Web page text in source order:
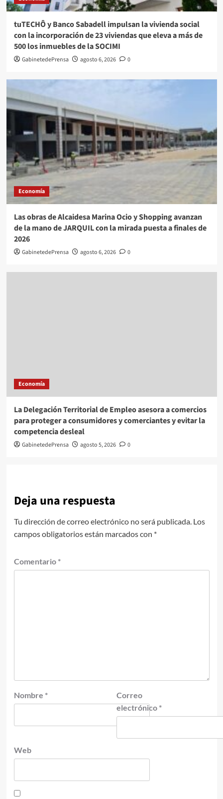
tuTECHÔ y Banco Sabadell impulsan la vivienda social
con la incorporación de 23 viviendas que eleva a más de
500 los inmuebles de la SOCIMI
GabinetedePrensa agosto 6, 2026 0
Economía
Las obras de Alcaidesa Marina Ocio y Shopping avanzan
de la mano de JARQUIL con la mirada puesta a finales de
2026
GabinetedePrensa agosto 6, 2026 0
Economía
La Delegación Territorial de Empleo asesora a comercios
para proteger a consumidores y comerciantes y evitar la
competencia desleal
GabinetedePrensa agosto 5, 2026 0
Deja una respuesta
Tu dirección de correo electrónico no será publicada. Los
campos obligatorios están marcados con *
Comentario *
Nombre *
Correo
electrónico *
Web